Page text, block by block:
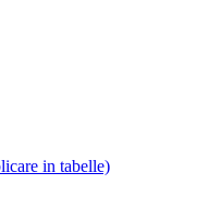
in tabelle)